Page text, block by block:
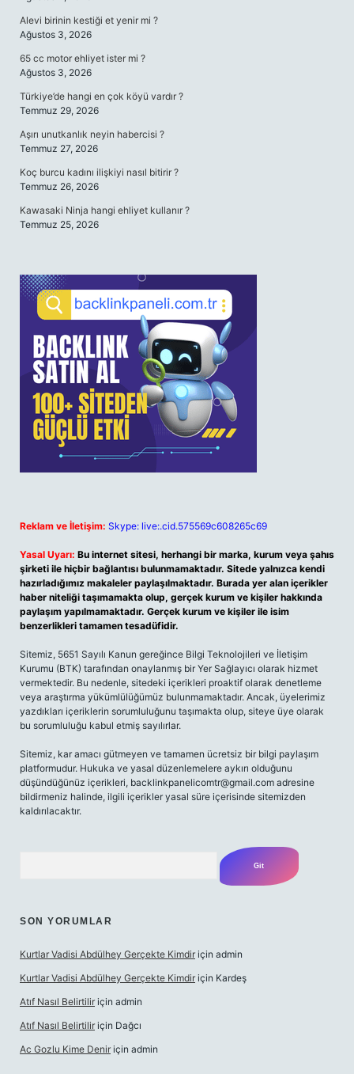
Alevi birinin kestiği et yenir mi ?
Ağustos 3, 2026
65 cc motor ehliyet ister mi ?
Ağustos 3, 2026
Türkiye’de hangi en çok köyü vardır ?
Temmuz 29, 2026
Aşırı unutkanlık neyin habercisi ?
Temmuz 27, 2026
Koç burcu kadını ilişkiyi nasıl bitirir ?
Temmuz 26, 2026
Kawasaki Ninja hangi ehliyet kullanır ?
Temmuz 25, 2026
Reklam ve İletişim: Skype: live:.cid.575569c608265c69
Yasal Uyarı: Bu internet sitesi, herhangi bir marka, kurum veya şahıs
şirketi ile hiçbir bağlantısı bulunmamaktadır. Sitede yalnızca kendi
hazırladığımız makaleler paylaşılmaktadır. Burada yer alan içerikler
haber niteliği taşımamakta olup, gerçek kurum ve kişiler hakkında
paylaşım yapılmamaktadır. Gerçek kurum ve kişiler ile isim
benzerlikleri tamamen tesadüfidir.
Sitemiz, 5651 Sayılı Kanun gereğince Bilgi Teknolojileri ve İletişim
Kurumu (BTK) tarafından onaylanmış bir Yer Sağlayıcı olarak hizmet
vermektedir. Bu nedenle, sitedeki içerikleri proaktif olarak denetleme
veya araştırma yükümlülüğümüz bulunmamaktadır. Ancak, üyelerimiz
yazdıkları içeriklerin sorumluluğunu taşımakta olup, siteye üye olarak
bu sorumluluğu kabul etmiş sayılırlar.
Sitemiz, kar amacı gütmeyen ve tamamen ücretsiz bir bilgi paylaşım
platformudur. Hukuka ve yasal düzenlemelere aykırı olduğunu
düşündüğünüz içerikleri, backlinkpanelicomtr@gmail.com adresine
bildirmeniz halinde, ilgili içerikler yasal süre içerisinde sitemizden
kaldırılacaktır.
SON YORUMLAR
Kurtlar Vadisi Abdülhey Gerçekte Kimdir için admin
Kurtlar Vadisi Abdülhey Gerçekte Kimdir için Kardeş
Atıf Nasıl Belirtilir için admin
Atıf Nasıl Belirtilir için Dağcı
Ac Gozlu Kime Denir için admin